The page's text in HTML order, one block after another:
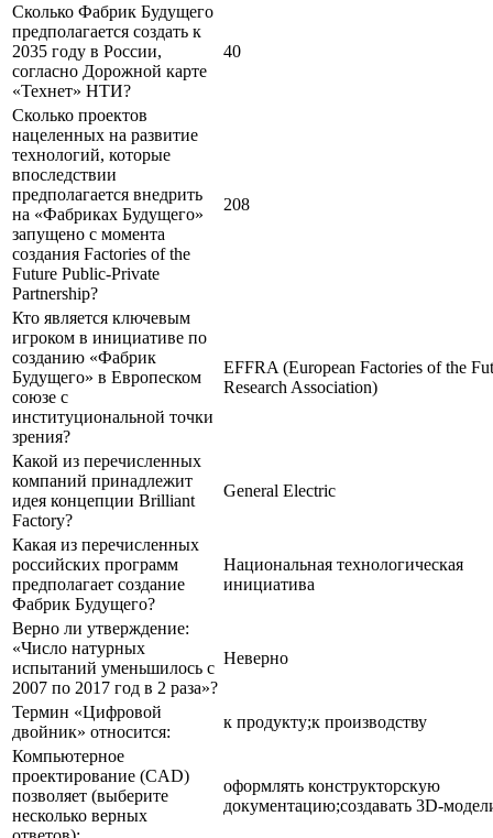
Сколько Фабрик Будущего
предполагается создать к
2035 году в России,
согласно Дорожной карте
«Технет» НТИ?
40
Сколько проектов
нацеленных на развитие
технологий, которые
впоследствии
предполагается внедрить
на «Фабриках Будущего»
запущено с момента
создания Factories of the
Future Public-Private
Partnership?
208
Кто является ключевым
игроком в инициативе по
созданию «Фабрик
Будущего» в Европеском
союзе с
институциональной точки
зрения?
EFFRA (European Factories of the
Research Association)
Какой из перечисленных
компаний принадлежит
идея концепции Brilliant
Factory?
General Electric
Какая из перечисленных
российских программ
предполагает создание
Фабрик Будущего?
Национальная технологическая
инициатива
Верно ли утверждение:
«Число натурных
испытаний уменьшилось с
2007 по 2017 год в 2 раза»?
Неверно
Термин «Цифровой
двойник» относится:
к продукту;к производству
Компьютерное
проектирование (CAD)
позволяет (выберите
несколько верных
оформлять конструкторскую
документацию;создавать 3D-